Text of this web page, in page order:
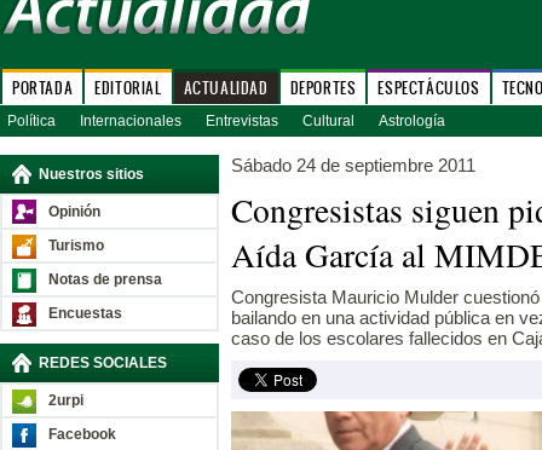
PORTADA EDITORIAL ACTUALIDAD DEPORTES ESPECTÁCULOS
Política Internacionales Entrevistas Cultural Astrología
Nuestros sitios
Opinión
Turismo
Notas de prensa
Encuestas
REDES SOCIALES
2urpi
Facebook
Sábado 24 de septiembre 2011
Congresistas siguen
Aída García al
Congresista Mauricio Mulder
bailando en una actividad pública en
caso de los escolares fallecidos en